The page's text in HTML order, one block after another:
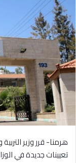
هرمنا- قرر وزير
تعيينات جديدة في الوزارة للعام